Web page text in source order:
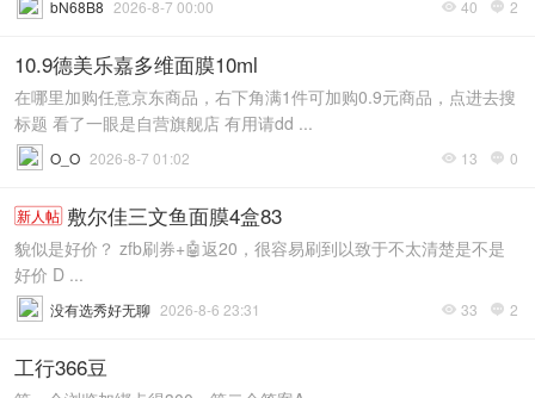
 40  2
bN68B8 2026-8-7 00:00
10.9德美乐嘉多维面膜10ml
在哪里加购任意京东商品，右下角满1件可加购0.9元商品，点进去搜
标题 看了一眼是自营旗舰店 有用请dd ...
 13  0
O_O 2026-8-7 01:02
新人帖 敷尔佳三文鱼面膜4盒83
貌似是好价？ zfb刷券+🤖返20，很容易刷到以致于不太清楚是不是
好价 D ...
 33  2
没有选秀好无聊 2026-8-6 23:31
工行366豆